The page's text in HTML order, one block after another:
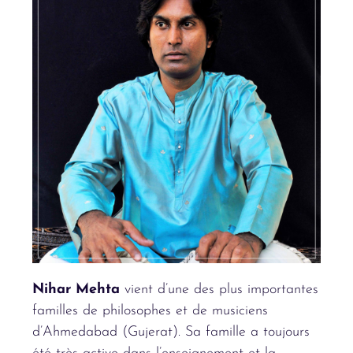
Nihar Mehtavient d’une des plus importantes
familles de philosophes et de musiciens
d’Ahmedabad (Gujerat). Sa famille a toujours